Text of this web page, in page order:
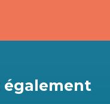
également